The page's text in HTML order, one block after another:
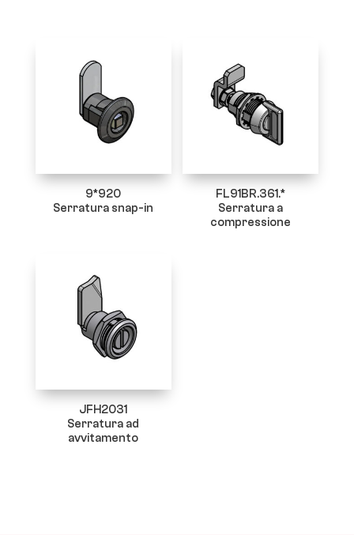
9*920
Serratura snap-in
FL91BR.361.*
Serratura a
compressione
JFH2031
Serratura ad
avvitamento